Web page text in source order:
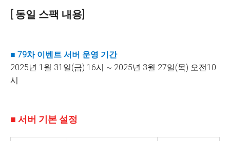
[ 동일 스팩 내용]
■ 79차이벤트 서버 운영 기간
2025년 1월 31일(금) 16시 ~ 2025년 3월 27일(목) 오전10
시
■ 서버 기본 설정